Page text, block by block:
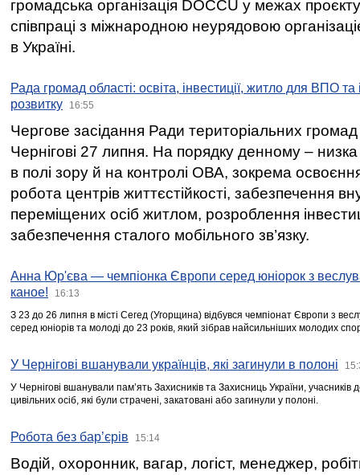
громадська організація DOCCU у межах
співпраці з міжнародною неурядовою
в Україні.
Рада громад області: освіта, інвестиції, житло для ВПО
розвитку
16:55
Чергове засідання Ради територіальних громад
Чернігові 27 липня. На порядку денному –
в полі зору й на контролі ОВА, зокрема освоєння
робота центрів життєстійкості, забезпечення
переміщених осіб житлом, розроблення
забезпечення сталого мобільного зв’язку.
Анна Юр'єва — чемпіонка Європи серед юніорок з
каное!
16:13
З 23 до 26 липня в місті Сегед (Угорщина) відбувся чемпіонат Європи з
серед юніорів та молоді до 23 років, який зібрав найсильніших молодих
У Чернігові вшанували українців, які загинули в полоні
У Чернігові вшанували пам’ять Захисників та Захисниць України,
цивільних осіб, які були страчені, закатовані або загинули у полоні.
Робота без бар’єрів 15:14
Водій, охоронник, вагар, логіст, менеджер,